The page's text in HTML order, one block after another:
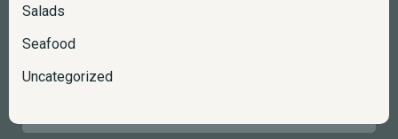
Salads
Seafood
Uncategorized